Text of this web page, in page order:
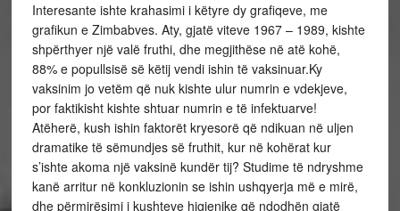
Interesante ishte krahasimi i këtyre dy grafiqeve, me
grafikun e Zimbabves. Aty, gjatë viteve 1967 – 1989, kishte
shpërthyer një valë fruthi, dhe megjithëse në atë kohë,
88% e popullsisë së këtij vendi ishin të vaksinuar.Ky
vaksinim jo vetëm që nuk kishte ulur numrin e vdekjeve,
por faktikisht kishte shtuar numrin e të infektuarve!
Atëherë, kush ishin faktorët kryesorë që ndikuan në uljen
dramatike të sëmundjes së fruthit, kur në kohërat kur
s’ishte akoma një vaksinë kundër tij? Studime të ndryshme
kanë arritur në konkluzionin se ishin ushqyerja më e mirë,
dhe përmirësimi i kushteve higjenike që ndodhën gjatë